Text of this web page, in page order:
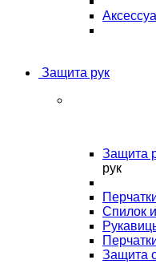
Защита рук
Защита
рук
Спилок
Защита